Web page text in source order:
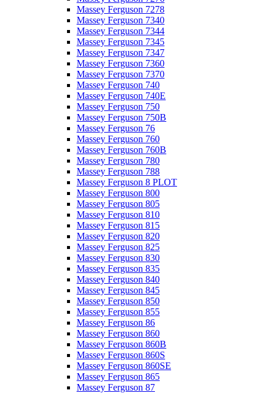
Massey Ferguson 7278
Massey Ferguson 7340
Massey Ferguson 7344
Massey Ferguson 7345
Massey Ferguson 7347
Massey Ferguson 7360
Massey Ferguson 7370
Massey Ferguson 740
Massey Ferguson 740E
Massey Ferguson 750
Massey Ferguson 750B
Massey Ferguson 76
Massey Ferguson 760
Massey Ferguson 760B
Massey Ferguson 780
Massey Ferguson 788
Massey Ferguson 8 PLOT
Massey Ferguson 800
Massey Ferguson 805
Massey Ferguson 810
Massey Ferguson 815
Massey Ferguson 820
Massey Ferguson 825
Massey Ferguson 830
Massey Ferguson 835
Massey Ferguson 840
Massey Ferguson 845
Massey Ferguson 850
Massey Ferguson 855
Massey Ferguson 86
Massey Ferguson 860
Massey Ferguson 860B
Massey Ferguson 860S
Massey Ferguson 860SE
Massey Ferguson 865
Massey Ferguson 87